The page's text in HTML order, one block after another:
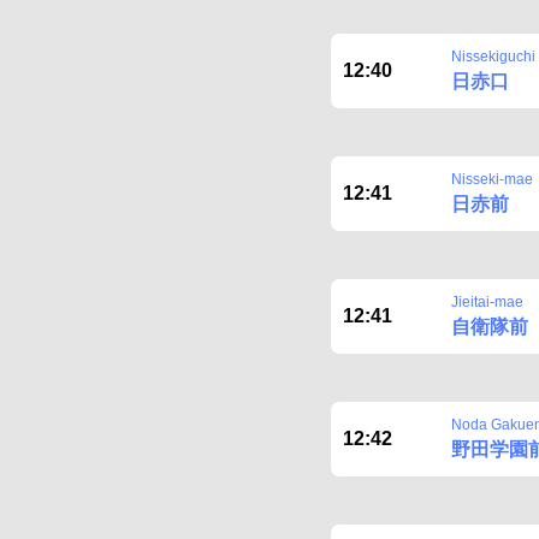
12:40
Nissekiguchi
日赤口
12:41
Nisseki-mae
日赤前
12:41
Jieitai-mae
自衛隊前
12:42
Noda
野田学園